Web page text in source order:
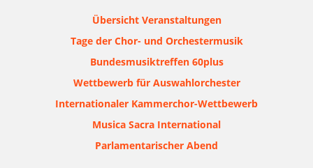
Übersicht Veranstaltungen
Tage der Chor- und Orchestermusik
Bundesmusiktreffen 60plus
Wettbewerb für Auswahlorchester
Internationaler Kammerchor-Wettbewerb
Musica Sacra International
Parlamentarischer Abend